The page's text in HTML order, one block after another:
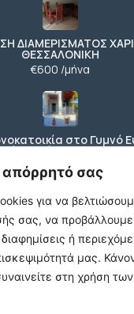
απόρρητό σας
για να
σας, να προβάλλουμε
ή
μας.
στη χρήση
ΔΙΑΜΕΡΙΣΜΑΤΟΣ
ΘΕΣΣΑΛΟΝΙΚΗ
€600 /μήνα
στο Γυμνό
σε Θάλασσα &
€52 /μήνα
ΔΙΑΜΕΡΙΣΜΑΤΟΣ
ΘΕΣΣΑΛΟΝΙΚΗ
€600 /μήνα